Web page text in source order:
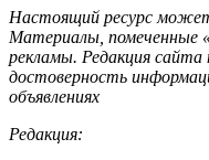
Настоящий ресурс
Материалы, помеченные
рекламы. Редакция
достоверность
объявлениях
Редакция: